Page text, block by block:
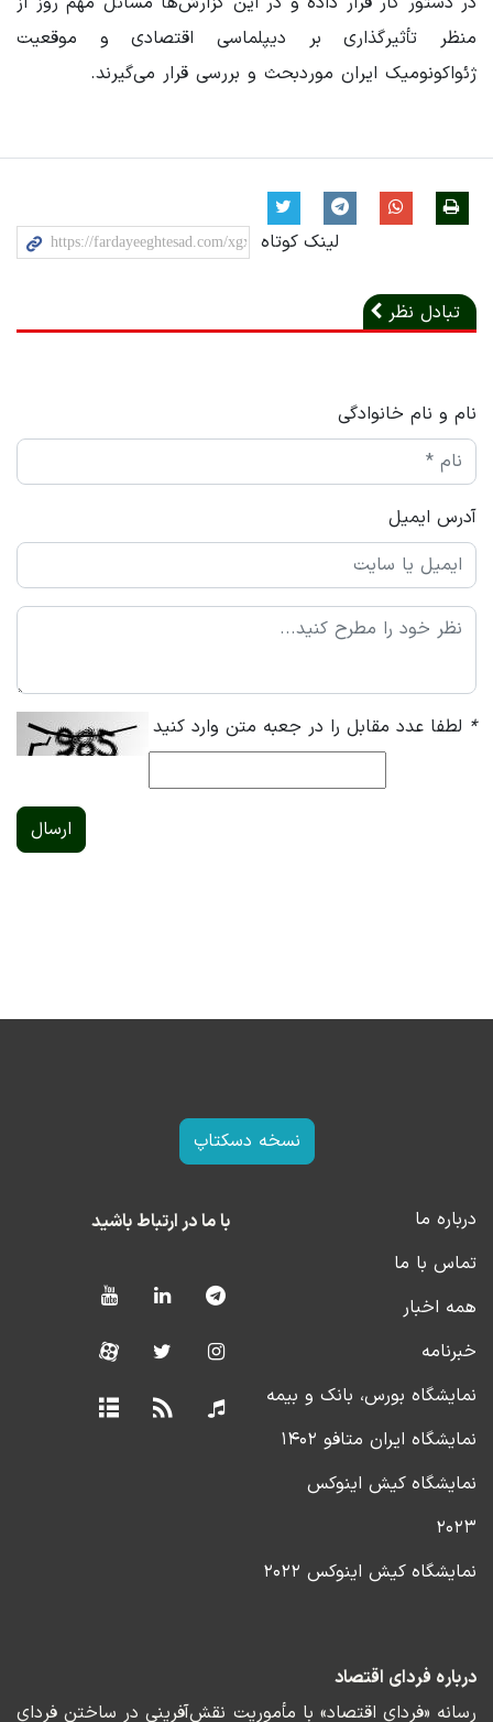
منظر تأثیرگذاری بر دیپلماسی اقتصادی و موقعیت
ژئواکونومیک ایران موردبحث و بررسی قرار می‌گیرند.
لینک کوتاه
تبادل نظر
نام و نام خانوادگی
آدرس ایمیل
* لطفا عدد مقابل را در جعبه متن وارد کنید
ارسال
نسخه دسکتاپ
درباره ما
تماس با ما
همه اخبار
خبرنامه
نمایشگاه بورس، بانک و بیمه
نمایشگاه ایران متافو ۱۴۰۲
نمایشگاه کیش اینوکس
۲۰۲۳
نمایشگاه کیش اینوکس ۲۰۲۲
با ما در ارتباط باشید
درباره فردای اقتصاد
رسانه «فردای اقتصاد» با مأموریت نقش‌آفرینی در ساختن فردای